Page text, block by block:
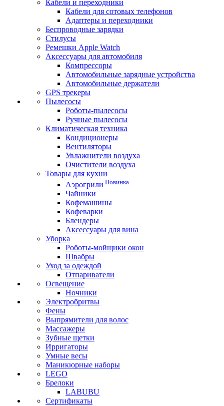
Кабели и переходники
Кабели для сотовых телефонов
Адаптеры и переходники
Беспроводные зарядки
Стилусы
Ремешки Apple Watch
Аксессуары для автомобиля
Компрессоры
Автомобильные зарядные устройства
Автомобильные держатели
GPS трекеры
Пылесосы
Роботы-пылесосы
Ручные пылесосы
Климатическая техника
Кондиционеры
Вентиляторы
Увлажнители воздуха
Очистители воздуха
Товары для кухни
Аэрогрили Новинка
Чайники
Кофемашины
Кофеварки
Блендеры
Аксессуары для вина
Уборка
Роботы-мойщики окон
Швабры
Уход за одеждой
Отпариватели
Освещение
Ночники
Электробритвы
Фены
Выпрямители для волос
Массажеры
Зубные щетки
Ирригаторы
Умные весы
Маникюрные наборы
LEGO
Брелоки
LABUBU
Сертификаты